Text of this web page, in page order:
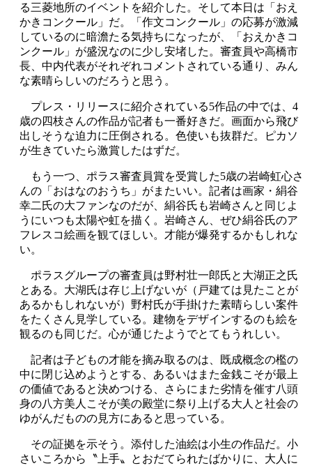
る三菱地所のイベントを紹介した。そして本日は「おえ
かきコンクール」だ。「作文コンクール」の応募が激減
しているのに暗澹たる気持ちになったが、「おえかきコ
ンクール」が盛況なのに少し安堵した。審査員や高橋市
長、中内代表がそれぞれコメントされている通り、みん
な素晴らしいのだろうと思う。
プレス・リリースに紹介されている5作品の中では、4
歳の四枝さんの作品が記者も一番好きだ。画面から飛び
出しそうな迫力に圧倒される。色使いも抜群だ。ピカソ
が生きていたら激賞したはずだ。
もう一つ、ポラス審査員賞を受賞した5歳の岩崎虹心さ
んの「おはなのおうち」がまたいい。記者は画家・絹谷
幸二氏の大ファンなのだが、絹谷氏も岩崎さんと同じよ
うにいつも太陽や虹を描く。岩崎さん、ぜひ絹谷氏のア
フレスコ絵画を観てほしい。才能が爆発するかもしれな
い。
ポラスグループの審査員は野村壮一郎氏と大湖正之氏
とある。大湖氏は存じ上げないが（戸建ては見たことが
あるかもしれないが）野村氏が手掛けた素晴らしい案件
をたくさん見学している。建物をデザインするのも絵を
観るのも同じだ。心が通じたようでとてもうれしい。
記者は子どもの才能を摘み取るのは、既成概念の檻の
中に閉じ込めようとする、あるいはまた金銭こそが最上
の価値であると決めつける、さらにまた劣情を催す八頭
身の八方美人こそが美の殿堂に祭り上げる大人と社会の
ゆがんだものの見方にあると思っている。
その証拠を示そう。添付した油絵は小生の作品だ。小
さいころから〝上手〟とおだてられたばかりに、大人に